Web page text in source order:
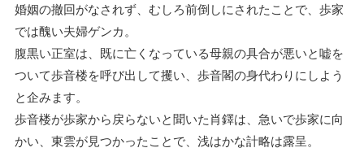
婚姻の撤回がなされず、むしろ前倒しにされたことで、歩家
では醜い夫婦ゲンカ。
腹黒い正室は、既に亡くなっている母親の具合が悪いと嘘を
ついて歩音楼を呼び出して攫い、歩音閣の身代わりにしよう
と企みます。
歩音楼が歩家から戻らないと聞いた肖鐸は、急いで歩家に向
かい、東雲が見つかったことで、浅はかな計略は露呈。